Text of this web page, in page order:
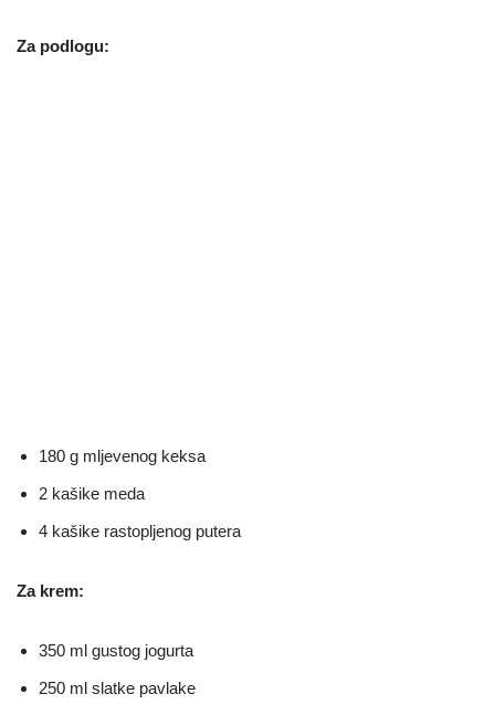
Za podlogu:
180 g mljevenog keksa
2 kašike meda
4 kašike rastopljenog putera
Za krem:
350 ml gustog jogurta
250 ml slatke pavlake